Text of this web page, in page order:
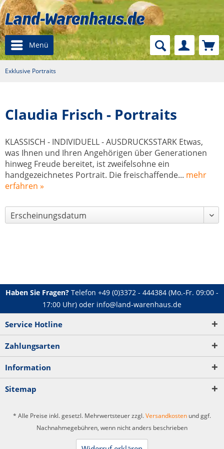
Menü
Exklusive Portraits
Claudia Frisch - Portraits
KLASSISCH - INDIVIDUELL - AUSDRUCKSSTARK Etwas,
was Ihnen und Ihren Angehörigen über Generationen
hinweg Freude bereitet, ist zweifelsohne ein
handgezeichnetes Portrait. Die freischaffende... mehr
erfahren »
Haben Sie Fragen? Telefon +49 (0)3372 - 444384 (Mo.-Fr. 09:00 -
17:00 Uhr) oder info@land-warenhaus.de
Service Hotline
Zahlungsarten
Information
Sitemap
* Alle Preise inkl. gesetzl. Mehrwertsteuer zzgl.Versandkosten und ggf.
Nachnahmegebühren, wenn nicht anders beschrieben